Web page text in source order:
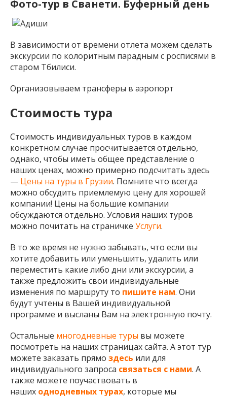
Фото-тур в Сванети. Буферный день
В зависимости от времени отлета можем сделать
экскурсии по колоритным парадным с росписями в
старом Тбилиси.
Организовываем трансферы в аэропорт
Стоимость тура
Стоимость индивидуальных туров в каждом
конкретном случае просчитывается отдельно,
однако, чтобы иметь общее представление о
наших ценах, можно примерно подсчитать здесь
— Цены на туры в Грузии. Помните что всегда
можно обсудить приемлемую цену для хорошей
компании! Цены на большие компании
обсуждаются отдельно. Условия наших туров
можно почитать на страничке Услуги.
В то же время не нужно забывать, что если вы
хотите добавить или уменьшить, удалить или
переместить какие либо дни или экскурсии, а
также предложить свои индивидуальные
изменения по маршруту то пишите нам. Они
будут учтены в Вашей индивидуальной
программе и высланы Вам на электронную почту.
Остальные многодневные туры вы можете
посмотреть на наших страницах сайта. А этот тур
можете заказать прямо здесь или для
индивидуального запроса связаться с нами. А
также можете поучаствовать в
наших однодневных турах, которые мы